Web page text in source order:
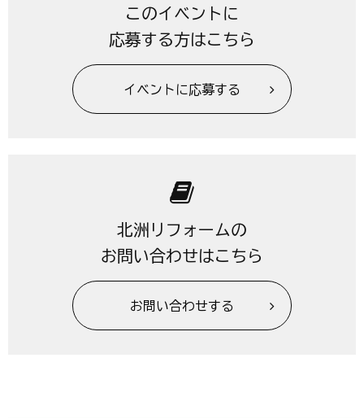
このイベントに
応募する方はこちら
イベントに応募する
北洲リフォームの
お問い合わせはこちら
お問い合わせする